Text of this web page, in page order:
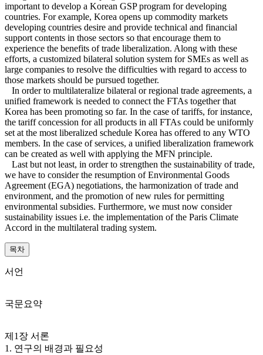
important to develop a Korean GSP program for developing
countries. For example, Korea opens up commodity markets
developing countries desire and provide technical and financial
support contents in those sectors so that encourage them to
experience the benefits of trade liberalization. Along with these
efforts, a customized bilateral solution system for SMEs as well as
large companies to resolve the difficulties with regard to access to
those markets should be pursued together.
In order to multilateralize bilateral or regional trade agreements, a
unified framework is needed to connect the FTAs together ​​that
Korea has been promoting so far. In the case of tariffs, for instance,
the tariff concession for all products in all FTAs could be uniformly
set at the most liberalized schedule Korea has offered to any WTO
members. In the case of services, a unified liberalization framework
can be created as well with applying the MFN principle.
Last but not least, in order to strengthen the sustainability of trade,
we have to consider the resumption of Environmental Goods
Agreement (EGA) negotiations, the harmonization of trade and
environment, and the promotion of new rules for permitting
environmental subsidies. Furthermore, we must now consider
sustainability issues i.e. the implementation of the Paris Climate
Accord in the multilateral trading system.
목차
서언
국문요약
제1장 서론
1. 연구의 배경과 필요성